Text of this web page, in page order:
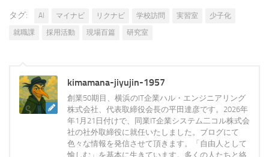
タグ: AI マイナビ リクナビ 学校訪問 実習室
少子化
就職課
採用活動 現場百篇 研究室
kimamana-jiyujin-1957
創業50期目、横浜のIT企業ハル・エンジニアリング
株式会社、代表取締役会長の平田達彦です。2026年
年1月21日付けで、同業IT企業システム二コル株式会
社の社外取締役に就任いたしました。ブログにて
色々な情報を発信させて頂きます。「自由人として
愉しむ」を基本に生きています。多くの人たちと絡